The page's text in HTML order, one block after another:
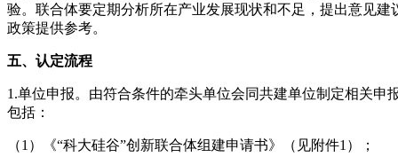
验。联合体要定期分析所在产业发展现状和不足，提出意见
政策提供参考。
五、认定流程
1.单位申报。由符合条件的牵头单位会同共建单位制定相关申
包括：
（1）《“科大硅谷”创新联合体组建申请书》（见附件1）；